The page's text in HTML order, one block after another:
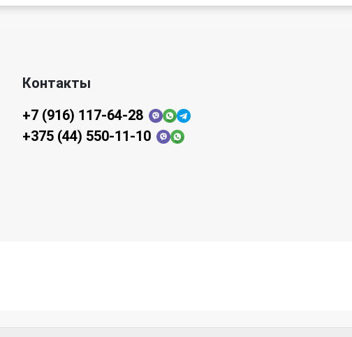
Контакты
+7 (916) 117-64-28
+375 (44) 550-11-10